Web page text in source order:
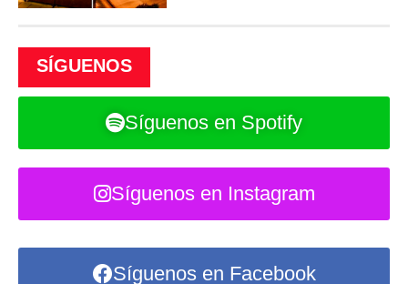
SÍGUENOS
Síguenos en Spotify
Síguenos en Instagram
Síguenos en Facebook